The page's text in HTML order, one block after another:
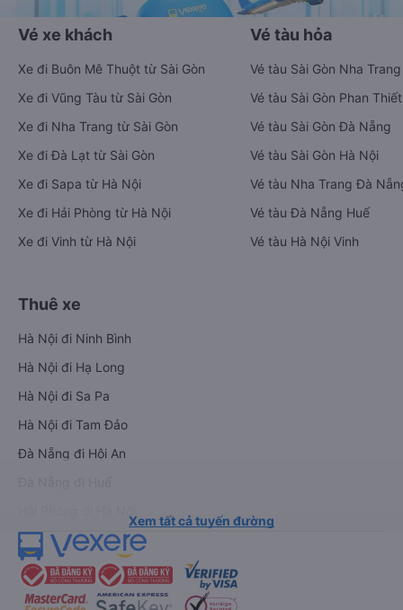
Vé xe khách
Xe đi Buôn Mê Thuột từ Sài Gòn
Xe đi Vũng Tàu từ Sài Gòn
Xe đi Nha Trang từ Sài Gòn
Xe đi Đà Lạt từ Sài Gòn
Xe đi Sapa từ Hà Nội
Xe đi Hải Phòng từ Hà Nội
Xe đi Vinh từ Hà Nội
Vé tàu hỏa
Vé tàu Sài Gòn Nha Trang
Vé tàu Sài Gòn Phan Thiết
Vé tàu Sài Gòn Đà Nẵng
Vé tàu Sài Gòn Hà Nội
Vé tàu Nha Trang Đà
Vé tàu Đà Nẵng Huế
Vé tàu Hà Nội Vinh
Thuê xe
Hà Nội đi Ninh Bình
Hà Nội đi Hạ Long
Hà Nội đi Sa Pa
Hà Nội đi Tam Đảo
Đà Nẵng đi Hội An
Xem tất cả tuyến đường